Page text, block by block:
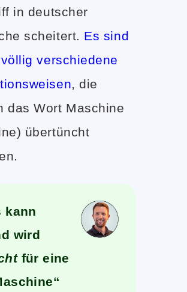
in deutscher
scheitert. Es sind
verschiedene
, die
das Wort Maschine
übertüncht
kann
wird
für eine